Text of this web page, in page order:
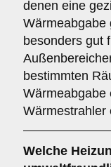
denen eine
Wärmeabgabe
besonders gut
bestimmten
Wärmeabgabe
Wärmestrahler
Welche